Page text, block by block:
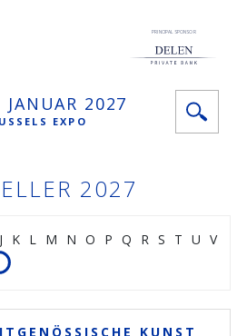
JANUAR 2027
EXPO
PRINCIPAL SPONSOR
2027
J K L M N O P Q R S T U V
KUNST